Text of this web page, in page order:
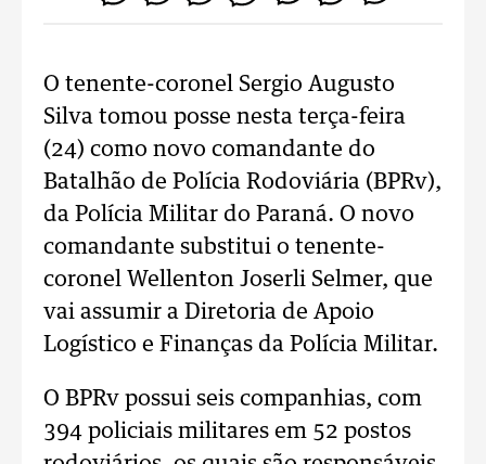
O tenente-coronel Sergio Augusto
Silva tomou posse nesta terça-feira
(24) como novo comandante do
Batalhão de Polícia Rodoviária (BPRv),
da Polícia Militar do Paraná. O novo
comandante substitui o tenente-
coronel Wellenton Joserli Selmer, que
vai assumir a Diretoria de Apoio
Logístico e Finanças da Polícia Militar.
O BPRv possui seis companhias, com
394 policiais militares em 52 postos